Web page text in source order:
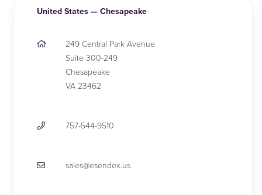
United States — Chesapeake
249 Central Park Avenue
Suite 300-249
Chesapeake
VA 23462
757-544-9510
sales@esendex.us